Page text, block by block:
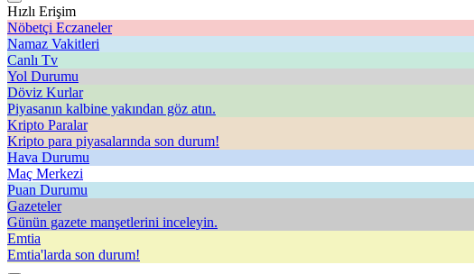
Hızlı Erişim
Nöbetçi Eczaneler
Namaz Vakitleri
Canlı Tv
Yol Durumu
Döviz Kurlar
Piyasanın kalbine yakından göz atın.
Kripto Paralar
Kripto para piyasalarında son durum!
Hava Durumu
Maç Merkezi
Puan Durumu
Gazeteler
Günün gazete manşetlerini inceleyin.
Emtia
Emtia'larda son durum!